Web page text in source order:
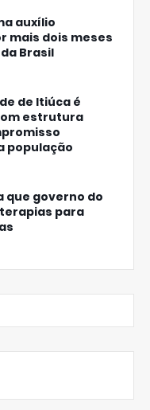
auxílio
mais dois meses
Brasil
de Itiúca é
estrutura
população
que governo do
para